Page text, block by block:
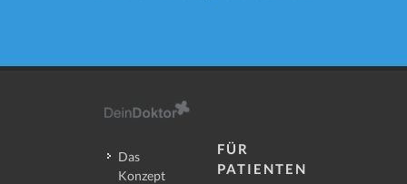
Das
Konzept
FÜR
PATIENTEN